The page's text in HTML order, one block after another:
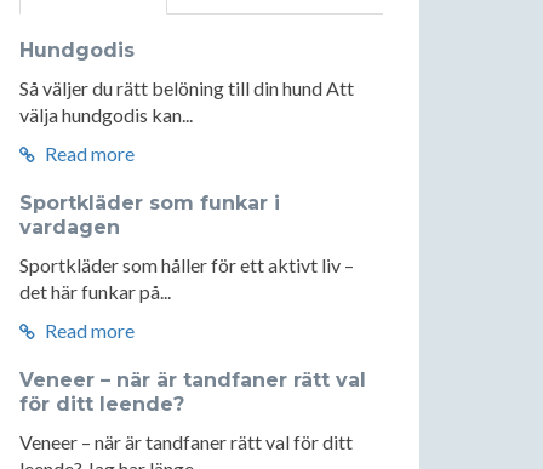
Hundgodis
Så väljer du rätt belöning till din hund Att
välja hundgodis kan...
Read more
Sportkläder som funkar i
vardagen
Sportkläder som håller för ett aktivt liv –
det här funkar på...
Read more
Veneer – när är tandfaner rätt val
för ditt leende?
Veneer – när är tandfaner rätt val för ditt